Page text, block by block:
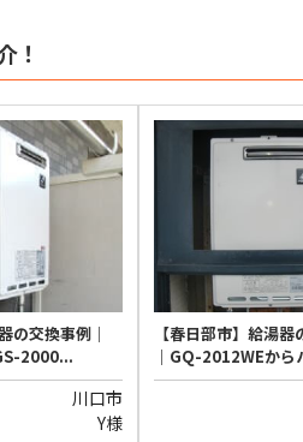
！
の交換事例｜
2000...
川口市
Y様
【春日部市】給湯
｜GQ-2012WEから